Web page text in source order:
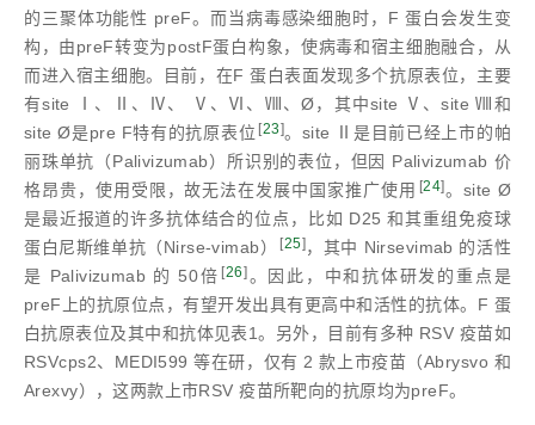
的三聚体功能性 preF。而当病毒感染细胞时，F 蛋白会发生变
构，由preF转变为postF蛋白构象，使病毒和宿主细胞融合，从
而进入宿主细胞。目前，在F 蛋白表面发现多个抗原表位，主要
有site Ⅰ、Ⅱ、Ⅳ、 Ⅴ、Ⅵ、Ⅷ、Ø，其中site Ⅴ、site Ⅷ和
site Ø是pre F特有的抗原表位 [23]。site Ⅱ是目前已经上市的帕
丽珠单抗（Palivizumab）所识别的表位，但因 Palivizumab 价
格昂贵，使用受限，故无法在发展中国家推广使用 [24]。site Ø
是最近报道的许多抗体结合的位点，比如 D25 和其重组免疫球
蛋白尼斯维单抗（Nirse-vimab）
[25]，其中 Nirsevimab 的活性
是 Palivizumab 的 50倍 [26]。因此，中和抗体研发的重点是
preF上的抗原位点，有望开发出具有更高中和活性的抗体。F 蛋
白抗原表位及其中和抗体见表1。另外，目前有多种 RSV 疫苗如
RSVcps2、MEDI599 等在研，仅有 2 款上市疫苗（Abrysvo 和
Arexvy），这两款上市RSV 疫苗所靶向的抗原均为preF。